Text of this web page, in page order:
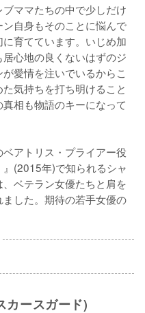
ママたちの中で少しだけ
自身もそのことに悩んで
育てています。いじめ加
心地の良くないはずのジ
愛情を注いでいるからこ
気持ちを打ち明けること
相も物語のキーになって
ベアトリス・プライアー役
(2015年)で知られるシャ
ベテラン女優たちと肩を
した。期待の若手女優の
カースガード)